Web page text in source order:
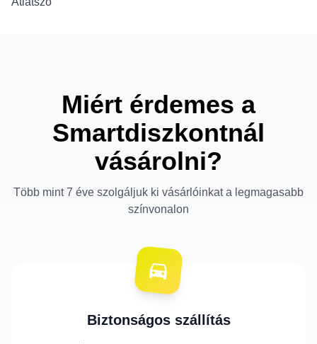
Miért érdemes a
Smartdiszkontnál
vásárolni?
Több mint 7 éve szolgáljuk ki vásárlóinkat a legmagasabb
színvonalon
Biztonságos szállítás